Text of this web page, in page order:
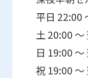
平日 22:00
土 20:00 ～
日 19:00 ～
祝 19:00 ～